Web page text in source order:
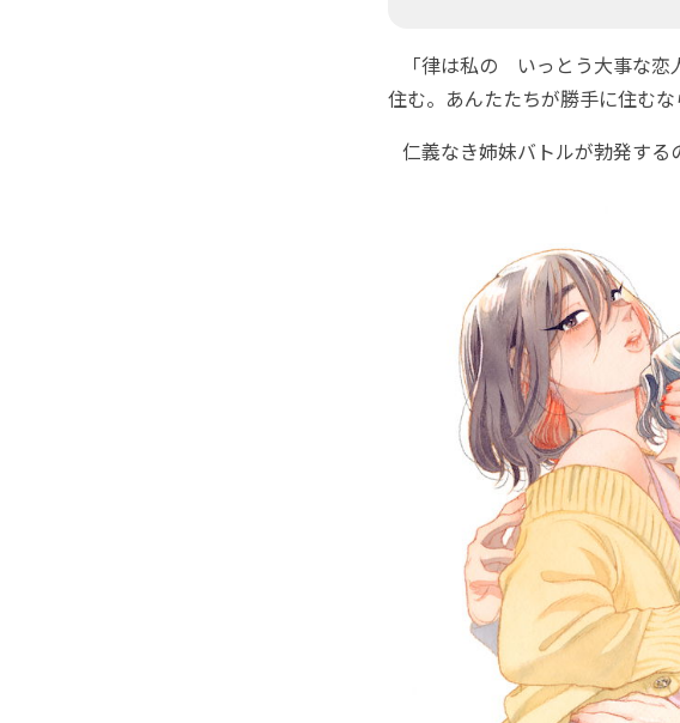
「律は私の いっとう大事な恋
住む。あんたたちが勝手に住む
仁義なき姉妹バトルが勃発する